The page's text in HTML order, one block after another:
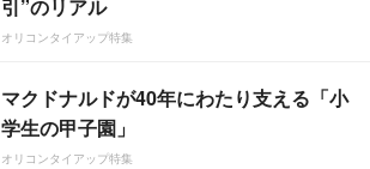
引”のリアル
オリコンタイアップ特集
マクドナルドが40年にわたり支える「小
学生の甲子園」
オリコンタイアップ特集